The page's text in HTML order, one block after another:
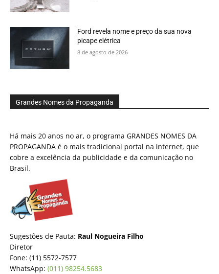
Ford revela nome e preço da sua nova
picape elétrica
8 de agosto de 2026
Grandes Nomes da Propaganda
Há mais 20 anos no ar, o programa GRANDES NOMES DA
PROPAGANDA é o mais tradicional portal na internet, que
cobre a excelência da publicidade e da comunicação no
Brasil.
Sugestões de Pauta: Raul Nogueira Filho
Diretor
Fone: (11) 5572-7577
WhatsApp: (011) 98254.5683